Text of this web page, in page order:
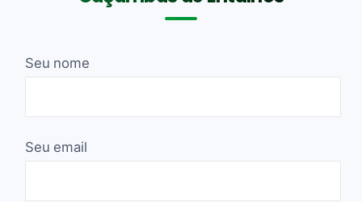
Seu nome
Seu email